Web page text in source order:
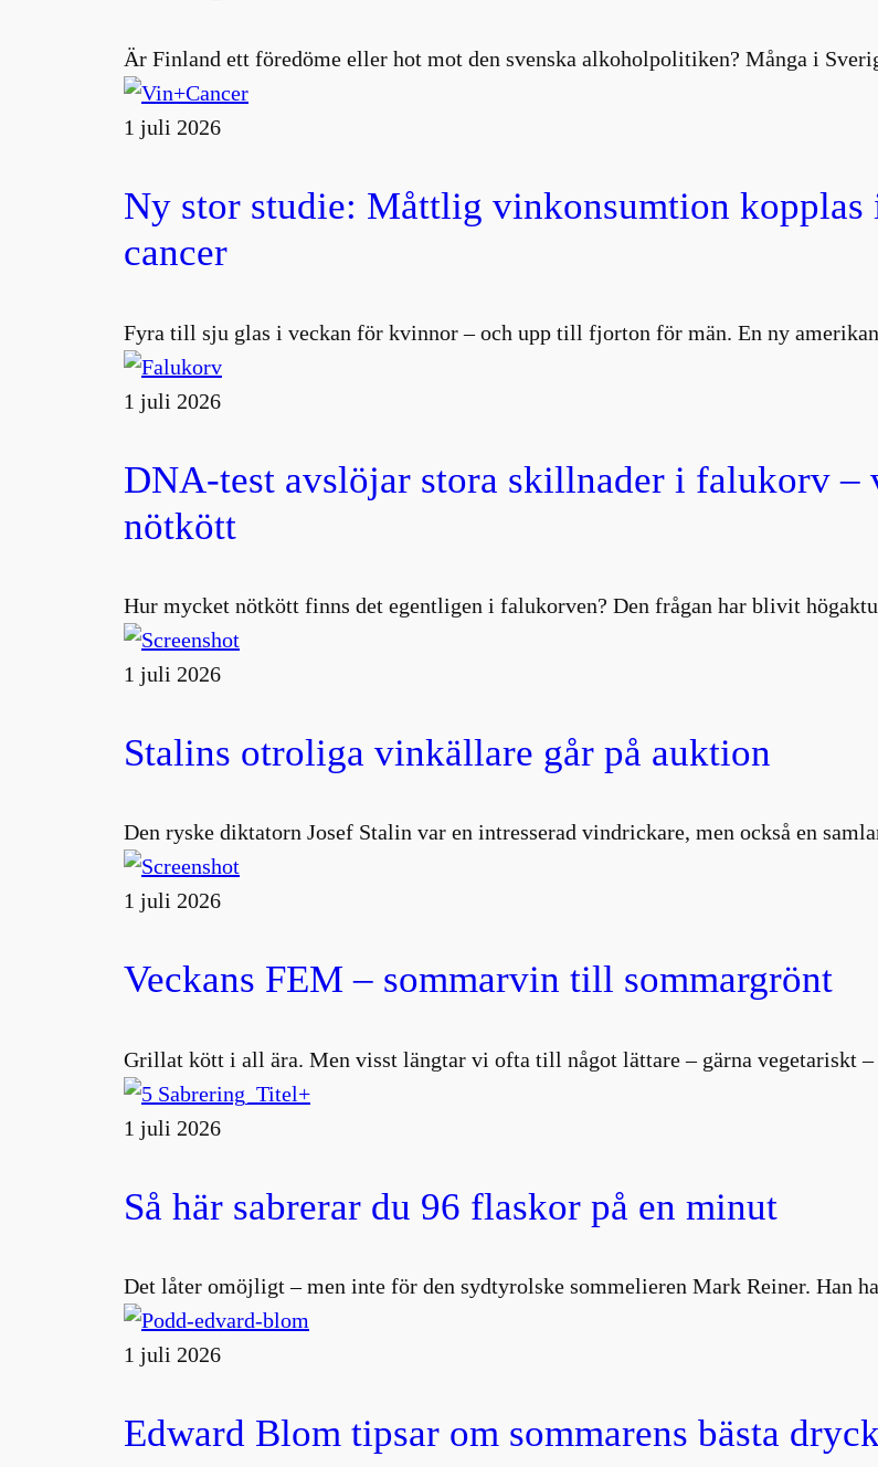
Är Finland ett föredöme eller hot mot den svenska alkoholpolitiken? Många i
1 juli 2026
Ny stor studie: Måttlig vinkonsumtion
cancer
Fyra till sju glas i veckan för kvinnor – och upp till fjorton för män. En ny
1 juli 2026
DNA-test avslöjar stora skillnader i falukorv –
nötkött
Hur mycket nötkött finns det egentligen i falukorven? Den frågan har blivit
1 juli 2026
Stalins otroliga vinkällare går på auktion
Den ryske diktatorn Josef Stalin var en intresserad vindrickare, men också en
1 juli 2026
Veckans FEM – sommarvin till sommargrönt
Grillat kött i all ära. Men visst längtar vi ofta till något lättare – gärna vegetariskt
1 juli 2026
Så här sabrerar du 96 flaskor på en minut
Det låter omöjligt – men inte för den sydtyrolske sommelieren Mark Reiner. Han
1 juli 2026
Edward Blom tipsar om sommarens bästa